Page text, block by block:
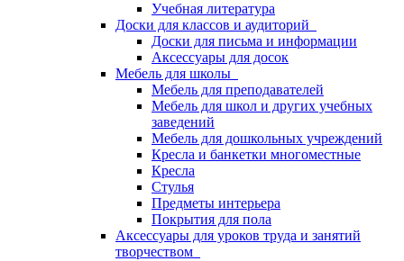
Учебная литература
Доски для классов и аудиторий
Доски для письма и информации
Аксессуары для досок
Мебель для школы
Мебель для преподавателей
Мебель для школ и других учебных
заведений
Мебель для дошкольных учреждений
Кресла и банкетки многоместные
Кресла
Стулья
Предметы интерьера
Покрытия для пола
Аксессуары для уроков труда и занятий
творчеством